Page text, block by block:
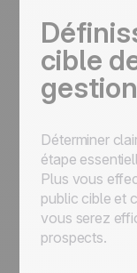
cible
Déterminer
étape
Plus vous
public cible et
vous serez
prospects.